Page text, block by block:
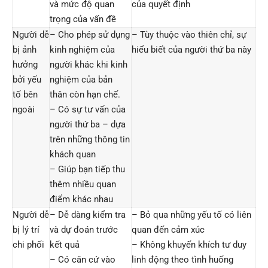
và mức độ quan
trọng của vấn đề
của quyết định
Người dễ
bị ảnh
hưởng
bởi yếu
tố bên
ngoài
– Cho phép sử dụng
kinh nghiệm của
người khác khi kinh
nghiệm của bản
thân còn hạn chế.
– Có sự tư vấn của
người thứ ba – dựa
trên những thông tin
khách quan
– Giúp bạn tiếp thu
thêm nhiều quan
điểm khác nhau
– Tùy thuộc vào thiên chỉ, sự
hiểu biết của người thứ ba này
Người dễ
bị lý trí
chi phối
– Dễ dàng kiểm tra
và dự đoán trước
kết quả
– Có căn cứ vào
– Bỏ qua những yếu tố có liên
quan đến cảm xúc
– Không khuyến khích tư duy
linh động theo tình huống